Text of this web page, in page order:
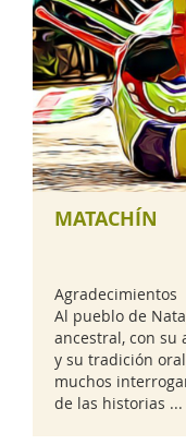
MATACHÍN
Agradecimientos
Al pueblo de
ancestral, con su
y su tradición
muchos
de las historias ...